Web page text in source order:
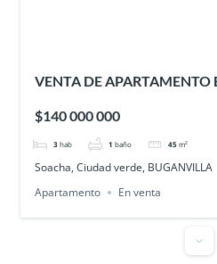
VENTA DE
$140 000 000
3 hab 1 baño 45 m²
Soacha, Ciudad verde, BUGANVILLA
Apartamento
En venta